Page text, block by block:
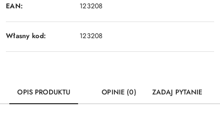
EAN: 123208
Własny kod: 123208
OPIS PRODUKTU OPINIE (0) ZADAJ PYTANIE